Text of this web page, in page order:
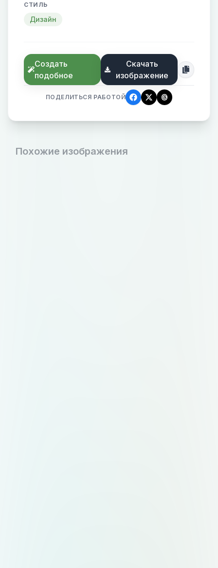
СТИЛЬ
Дизайн
Создать
подобное
Скачать
изображение
ПОДЕЛИТЬСЯ РАБОТОЙ
Похожие изображения